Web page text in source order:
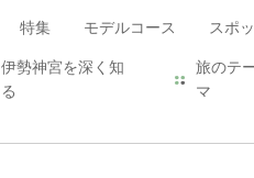
特集 モデルコース スポ
伊勢神宮を深く知
る
旅のテ
マ